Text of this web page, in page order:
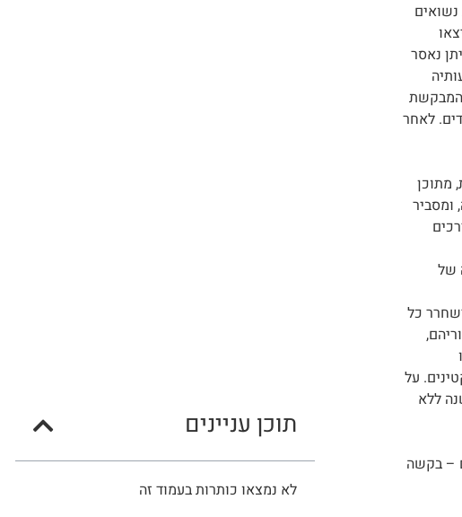
הזוג נשואים
פי חוק מניעת הטרדה מאיימת התשס"ב-2001. בצו שניתן נאסר
מ – 500 מטרים מבית מגורי המבקשת
לאחר
מתוכן
ומסביר
של
כל
על
ללא
לדירת המגורים – בקשה
תוכן עניינים
לא נמצאו כותרות בעמוד זה